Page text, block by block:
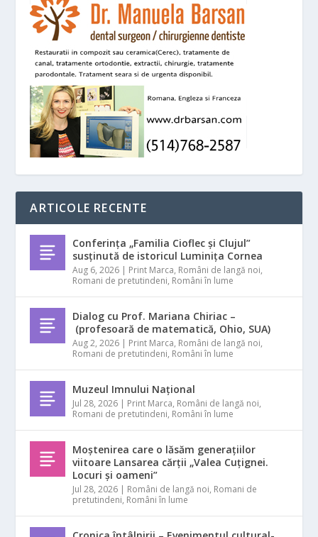
ARTICOLE RECENTE
Conferința „Familia Cioflec și Clujul”
susținută de istoricul Luminița Cornea
Aug 6, 2026 | Print Marca, Români de langă noi,
Romani de pretutindeni, Români în lume
Dialog cu Prof. Mariana Chiriac –
(profesoară de matematică, Ohio, SUA)
Aug 2, 2026 | Print Marca, Români de langă noi,
Romani de pretutindeni, Români în lume
Muzeul Imnului Național
Jul 28, 2026 | Print Marca, Români de langă noi,
Romani de pretutindeni, Români în lume
Moștenirea care o lăsăm generațiilor
viitoare Lansarea cărții „Valea Cuțignei.
Locuri și oameni”
Jul 28, 2026 | Români de langă noi, Romani de
pretutindeni, Români în lume